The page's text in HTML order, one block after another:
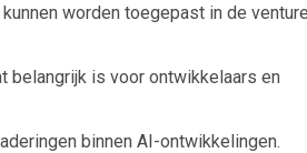
worden toegepast in de
belangrijk is voor ontwikkelaars en
binnen AI-ontwikkelingen.